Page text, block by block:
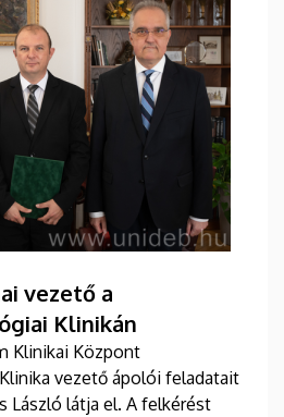
vezető a
Klinikán
Klinikai Központ
vezető ápolói feladatait
László látja el. A felkérést